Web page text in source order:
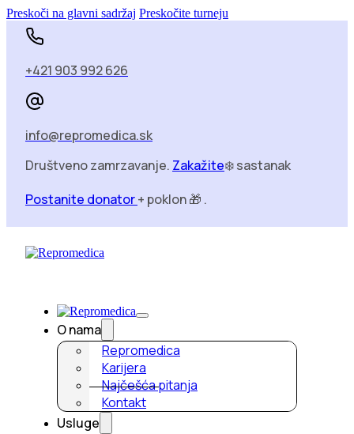
Preskoči na glavni sadržaj Preskočite turneju
+421 903 992 626
info@repromedica.sk
Društveno zamrzavanje. Zakažite❄️ sastanak
Postanite donator+ poklon 🎁 .
O nama
Repromedica
Karijera
Najčešća pitanja
Kontakt
Usluge